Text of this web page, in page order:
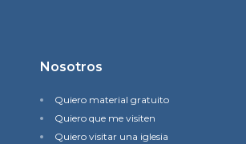
Nosotros
Quiero material gratuito
Quiero que me visiten
Quiero visitar una iglesia